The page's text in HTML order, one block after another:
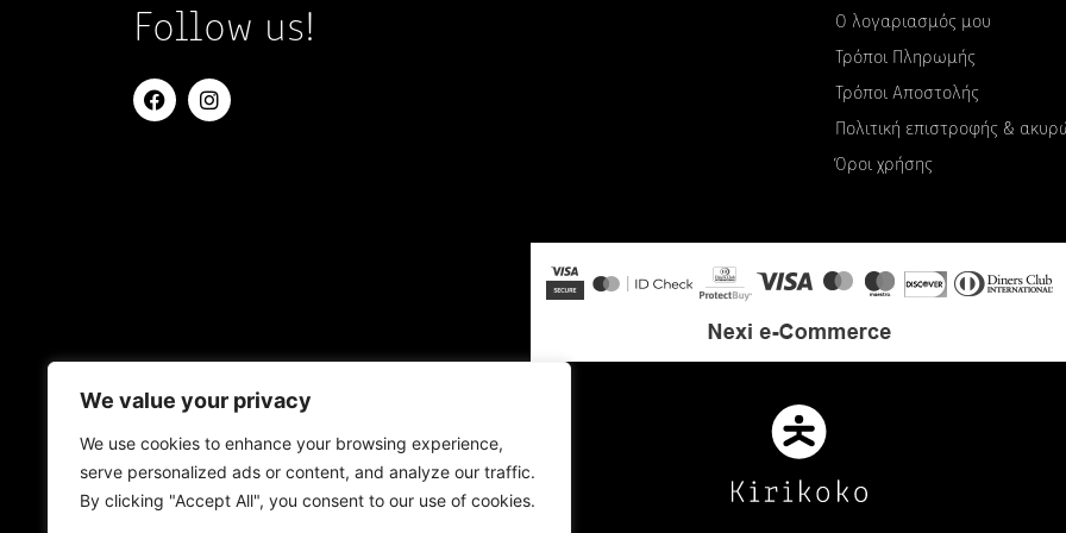
We value your privacy
We use cookies to enhance your browsing experience,
serve personalized ads or content, and analyze our traffic.
By clicking "Accept All", you consent to our use of cookies.
Follow us!
Ο λογαριασμός μου
Τρόποι Πληρωμής
Τρόποι Αποστολής
Πολιτική επιστροφής &
Όροι χρήσης